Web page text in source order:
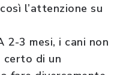
l’attenzione su
3 mesi, i cani non
certo di un